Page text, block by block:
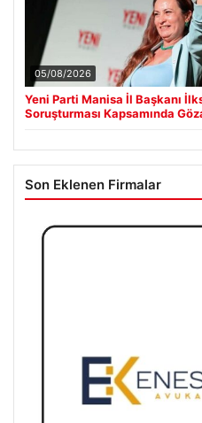
05/08/2026
Yeni Parti Manisa İl Başkanı
Soruşturması Kapsamında
Son Eklenen Firmalar